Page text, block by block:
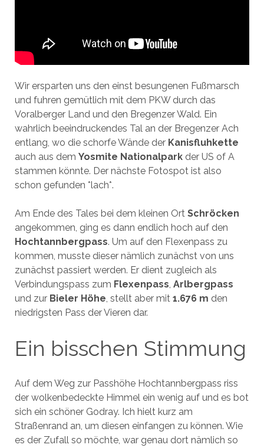
Wir ersparten uns den einst besungenen Fußmarsch
und fuhren gemütlich mit dem PKW durch das
Voralberger Land und den Bregenzer Wald. Ein
wahrlich beeindruckendes Tal an der Bregenzer Ach
entlang, wo die schorfe Wände der Kanisfluhkette
auch aus dem Yosmite Nationalparkder US of A
stammen könnte. Der nächste Fotospot ist also
schon gefunden *lach*.
Am Ende des Tales bei dem kleinen Ort Schröcken
angekommen, ging es dann endlich hoch auf den
Hochtannbergpass. Um auf den Flexenpass zu
kommen, musste dieser nämlich zunächst von uns
zunächst passiert werden. Er dient zugleich als
Verbindungspass zum Flexenpass, Arlbergpass
und zur Bieler Höhe, stellt aber mit 1.676 m den
niedrigsten Pass der Vieren dar.
Ein bisschen Stimmung
Auf dem Weg zur Passhöhe Hochtannbergpass riss
der wolkenbedeckte Himmel ein wenig auf und es bot
sich ein schöner Godray. Ich hielt kurz am
Straßenrand an, um diesen einfangen zu können. Wie
es der Zufall so möchte, war genau dort nämlich so